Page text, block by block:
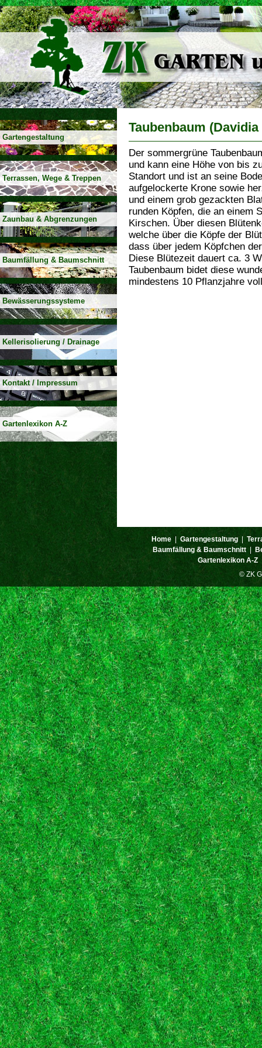
Gartengestaltung
Terrassen, Wege & Treppen
Zaunbau & Abgrenzungen
Baumfällung & Baumschnitt
Bewässerungssysteme
Kellerisolierung / Drainage
Kontakt / Impressum
Gartenlexikon A-Z
Taubenbaum
Der sommergrüne
und kann eine Höhe von bis
Standort und ist an seine
aufgelockerte Krone sowie
und einem grob gezackten
runden Köpfen, die an einem
Kirschen. Über diesen
welche über die Köpfe der
dass über jedem Köpfchen
Diese Blütezeit dauert ca. 3
Taubenbaum bidet diese
mindestens 10 Pflanzjahre
Home Gartengestaltung
Baumfällung & Baumschnitt
Gartenlexikon A-Z
© ZK